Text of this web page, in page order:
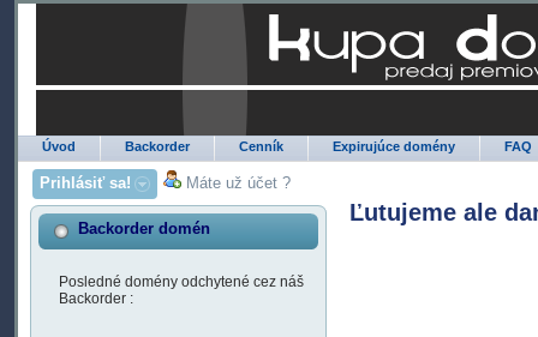
Úvod Backorder Cenník Expirujúce domény FAQ
Prihlásiť sa! Máte už účet ?
Backorder domén
Posledné domény odchytené cez náš
Backorder :
Ľutujeme ale